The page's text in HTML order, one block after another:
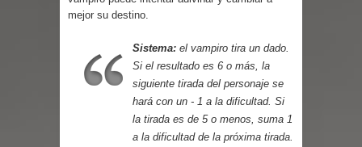
Cuentos
mejor su destino.
Sistema: el vampiro tira un dado.
Si el resultado es 6 o más, la
siguiente tirada del personaje se
hará con un - 1 a la dificultad. Si
la tirada es de 5 o menos, suma 1
a la dificultad de la próxima tirada.